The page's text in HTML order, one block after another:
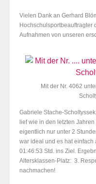
Vielen Dank an Gerhard
Hochschulsportbeauftragter
Aufnahmen von unseren
Mit der Nr. 4062
Gabriele Stache-
lief wie in den letzten
eigentlich nur unter 2
war ideal und es hat einfach
01:46:53 Std. ins Ziel.
Altersklassen-Platz: 3.
nachmachen!